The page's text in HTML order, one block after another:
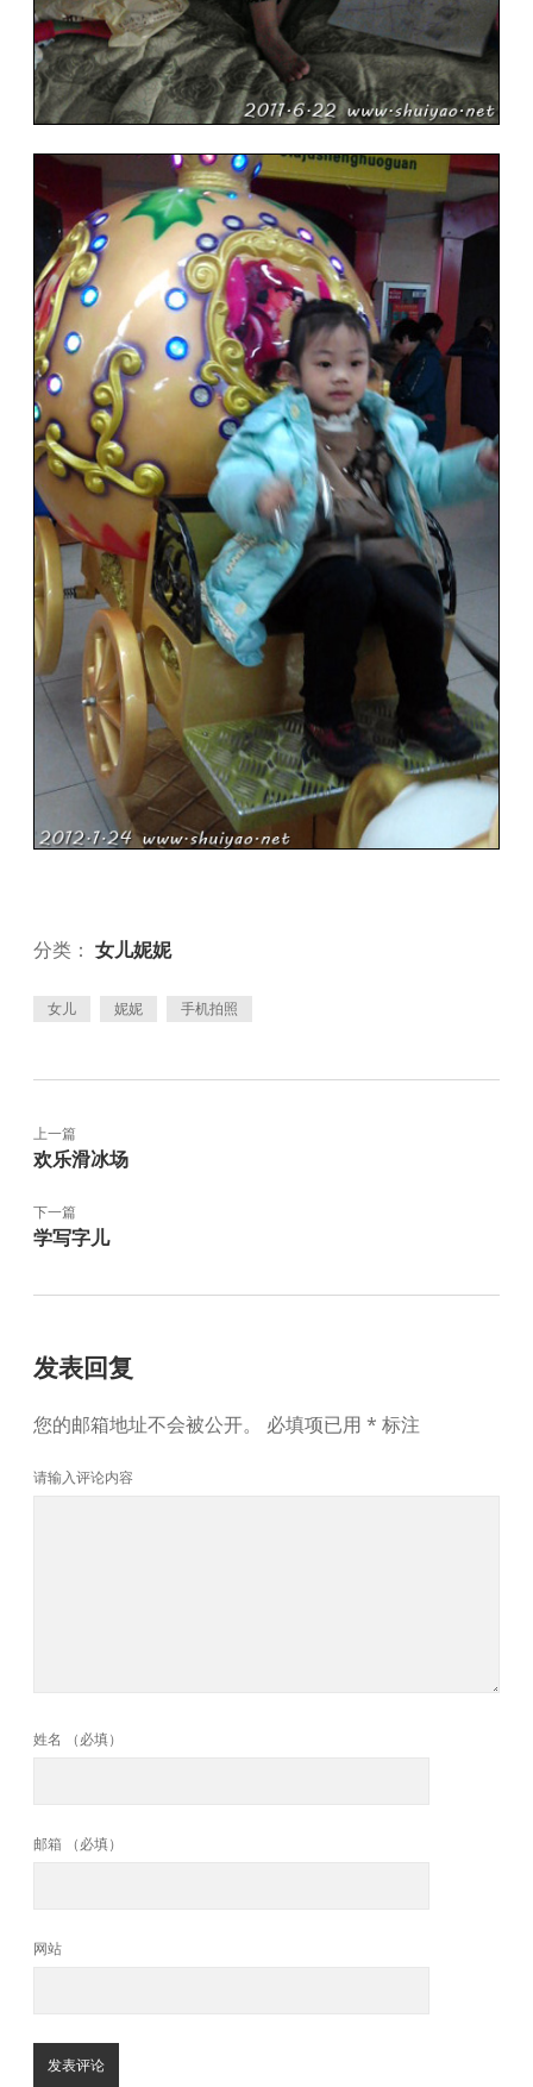
分类： 女儿妮妮
女儿 妮妮 手机拍照
上一篇
欢乐滑冰场
下一篇
学写字儿
发表回复
您的邮箱地址不会被公开。 必填项已用 * 标注
请输入评论内容
姓名 （必填）
邮箱 （必填）
网站